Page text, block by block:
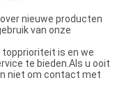
nieuwe producten
van onze
topprioriteit is en we
te bieden.Als u ooit
niet om contact met